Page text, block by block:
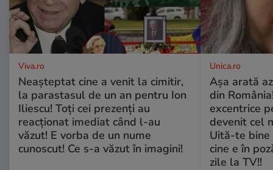
Viva.ro
Neașteptat cine a venit la cimitir,
la parastasul de un an pentru Ion
Iliescu! Toți cei prezenți au
reacționat imediat când l-au
văzut! E vorba de un nume
cunoscut! Ce s-a văzut în imagini!
Unica.ro
Așa arată
din
excentrice
devenit cel
Uită-te bine
cine e în
zile la TV!!